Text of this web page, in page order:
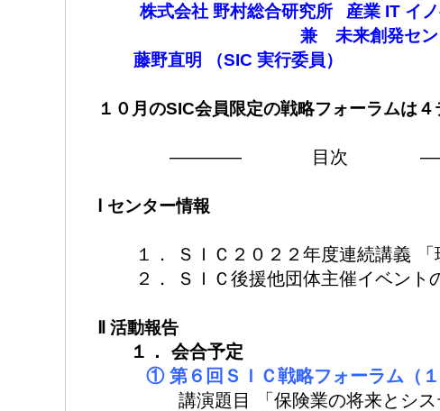
株式会社 野村総合研究所 産業 IT イ
兼 未来創発センター シニ
藤野直明 （SIC 実行委員）
１０月のSIC会員限定の戦略フォーラムは
———— 目次
Ⅰ センター情報
１． ＳＩＣ２０２２年度連続講義 「
２． ＳＩＣ後援他団体主催イベント
Ⅱ 活動報告
１． 会合予定
① 第６回ＳＩＣ戦略フォーラム（
講演題目 「保険業の将来とシステ